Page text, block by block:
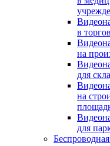
в
на
для
на
для